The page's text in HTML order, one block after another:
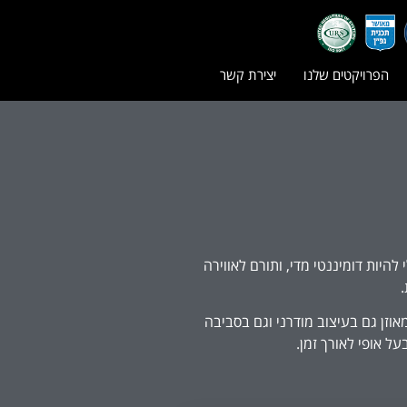
הפרויקטים שלנו יצירת קשר
דומיננטי מדי, ותורם לאווירה
גם בעיצוב מודרני וגם בסביבה
אופי לאורך זמן.